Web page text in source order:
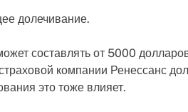
долечивание.
составлять от 5000
компании Ренессанс
это тоже влияет.